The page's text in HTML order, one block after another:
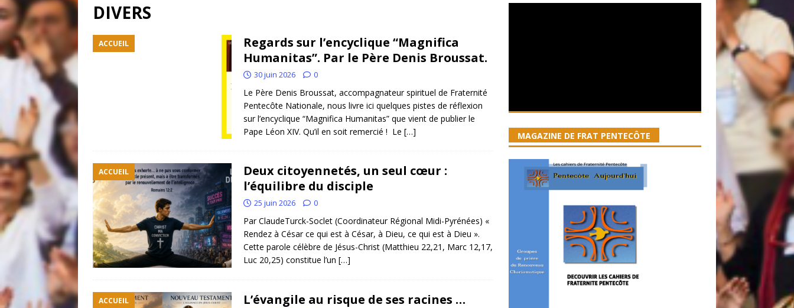
Quand la respiration devient prière
ACCUEIL
Témoignage : “J’ai eu la grâce d’être visité par Dieu”
GUERISON, DELIVRANCE
EDITO : Que votre joie soit parfaite ! Jn 15, 11 ACCOMPAGNEMENT SPIRITUEL
DIVERS
ACCUEIL
Regards sur l’encyclique “Magnifica
Humanitas”. Par le Père Denis Broussat.
30 juin 2026 0
Le Père Denis Broussat, accompagnateur spirituel de Fraternité
Pentecôte Nationale, nous livre ici quelques pistes de réflexion
sur l’encyclique “Magnifica Humanitas” que vient de publier le
Pape Léon XIV. Qu’il en soit remercié ! Le […]
ACCUEIL
Deux citoyennetés, un seul cœur :
l’équilibre du disciple
25 juin 2026 0
Par ClaudeTurck-Soclet (Coordinateur Régional Midi-Pyrénées) «
Rendez à César ce qui est à César, à Dieu, ce qui est à Dieu ».
Cette parole célèbre de Jésus-Christ (Matthieu 22,21, Marc 12,17,
Luc 20,25) constitue l’un […]
ACCUEIL L’évangile au risque de ses racines …
MAGAZINE DE FRAT PENTECÔTE